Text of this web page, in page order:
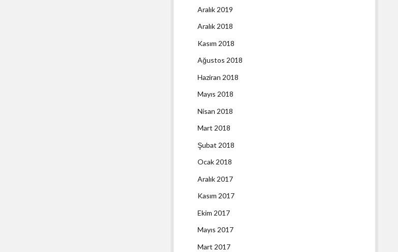
Aralık 2019
Aralık 2018
Kasım 2018
Ağustos 2018
Haziran 2018
Mayıs 2018
Nisan 2018
Mart 2018
Şubat 2018
Ocak 2018
Aralık 2017
Kasım 2017
Ekim 2017
Mayıs 2017
Mart 2017